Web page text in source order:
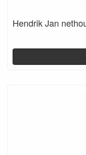
Hendrik Jan